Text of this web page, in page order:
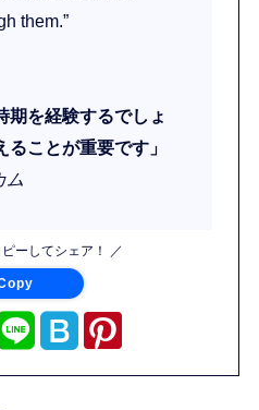
them.”
期を経験するでしょ
ことが重要です」
ム
ーしてシェア！ ／